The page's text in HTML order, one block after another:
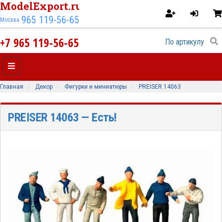
ModelExport.ru
Москва 965 119-56-65
+7 965 119-56-65
Главная Декор Фигурки и миниатюры PREISER 14063
PREISER 14063 — Есть!